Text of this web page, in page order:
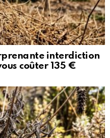
interdiction
coûter 135 €